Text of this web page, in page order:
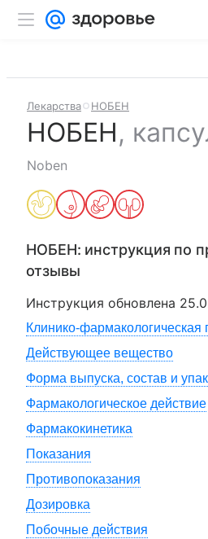
Лекарства НОБЕН
НОБЕН,
Noben
НОБЕН: инструкция по
отзывы
Инструкция обновлена
Клинико-фармакологическая
Действующее вещество
Форма выпуска, состав и
Фармакологическое действие
Фармакокинетика
Показания
Противопоказания
Дозировка
Побочные действия